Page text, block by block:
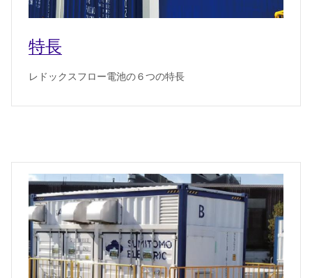
特長
レドックスフロー電池の６つの特長